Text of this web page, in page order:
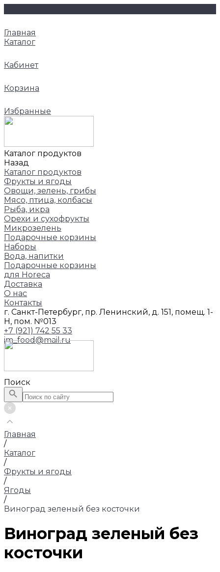
Главная
Каталог
Кабинет
Корзина
Избранные
Каталог продуктов
Назад
Каталог продуктов
Фрукты и ягоды
Овощи, зелень, грибы
Мясо, птица, колбасы
Рыба, икра
Орехи и сухофрукты
Микрозелень
Подарочные корзины
Наборы
Вода, напитки
Подарочные корзины
для Horeca
Доставка
О нас
Контакты
г. Санкт-Петербург, пр. Ленинский, д. 151, помещ. 1-
Н, пом. №013
+7 (921) 742 55 33
im_food@mail.ru
Поиск
Главная
/
Каталог
/
Фрукты и ягоды
/
Ягоды
/
Виноград зеленый без косточки
Виноград зеленый без
косточки